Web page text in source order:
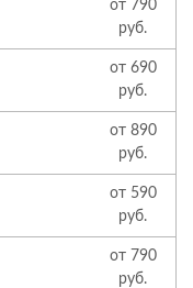
от 790
руб.
от 690
руб.
от 890
руб.
от 590
руб.
от 790
руб.